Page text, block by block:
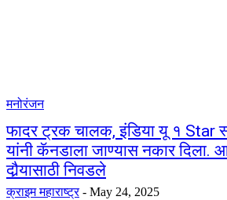
मनोरंजन
फादर ट्रक चालक, इंडिया यू १ Star
यांनी कॅनडाला जाण्यास नकार दिला.
दौर्‍यासाठी निवडले
क्राइम महाराष्ट्र - May 24, 2025